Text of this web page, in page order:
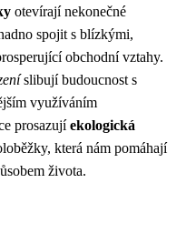
otevírají nekonečné
spojit s blízkými,
obchodní vztahy.
slibují budoucnost s
využíváním
prosazujíekologická
která nám pomáhají
života.